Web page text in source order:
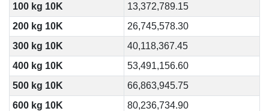
100 kg 10K
13,372,789.15
200 kg 10K
26,745,578.30
300 kg 10K
40,118,367.45
400 kg 10K
53,491,156.60
500 kg 10K
66,863,945.75
600 kg 10K
80,236,734.90